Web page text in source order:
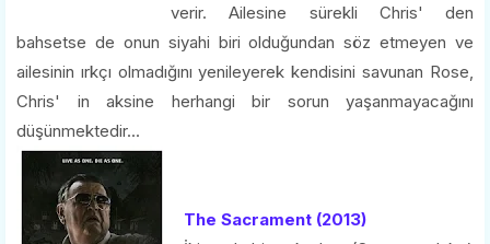
verir. Ailesine sürekli Chris' den
bahsetse de onun siyahi biri olduğundan söz etmeyen ve
ailesinin ırkçı olmadığını yenileyerek kendisini savunan Rose,
Chris' in aksine herhangi bir sorun yaşanmayacağını
düşünmektedir...
The Sacrament (2013)